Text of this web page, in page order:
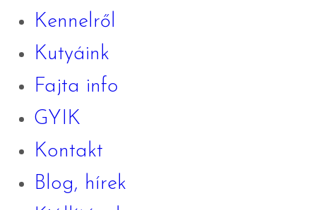
Kennelről
Kutyáink
Fajta info
GYIK
Kontakt
Blog, hírek